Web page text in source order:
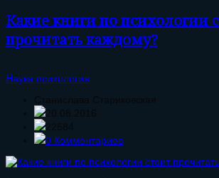
Какие книги по психологии
прочитать каждому?
Наука психология
Станислава Стариковская
20.08.2016
22584
0 Комментариев